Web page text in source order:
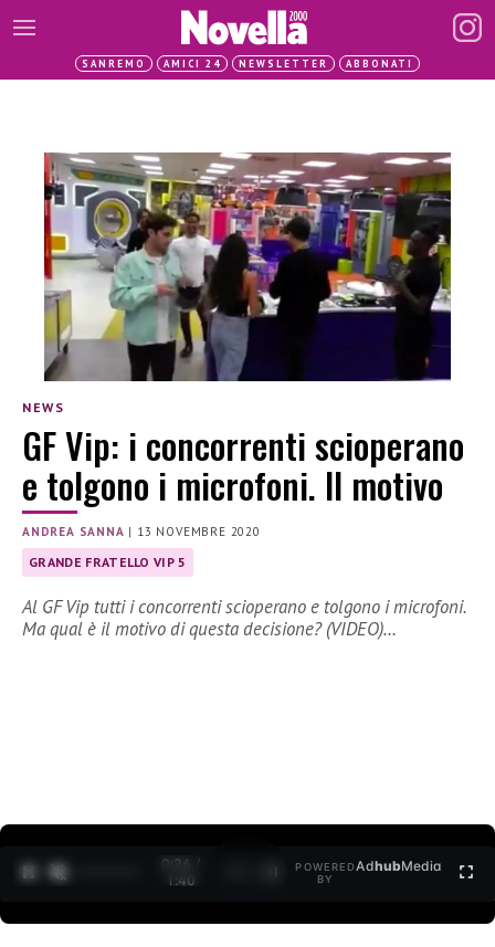
SANREMO AMICI 24 NEWSLETTER ABBONATI
NEWS
GF Vip: i concorrenti scioperano
e tolgono i microfoni. Il motivo
ANDREA SANNA | 13 NOVEMBRE 2020
GRANDE FRATELLO VIP 5
Al GF Vip tutti i concorrenti scioperano e tolgono i microfoni.
Ma qual è il motivo di questa decisione? (VIDEO)…
0:27 /
1:40
POWERED
BY
AdhubMedia